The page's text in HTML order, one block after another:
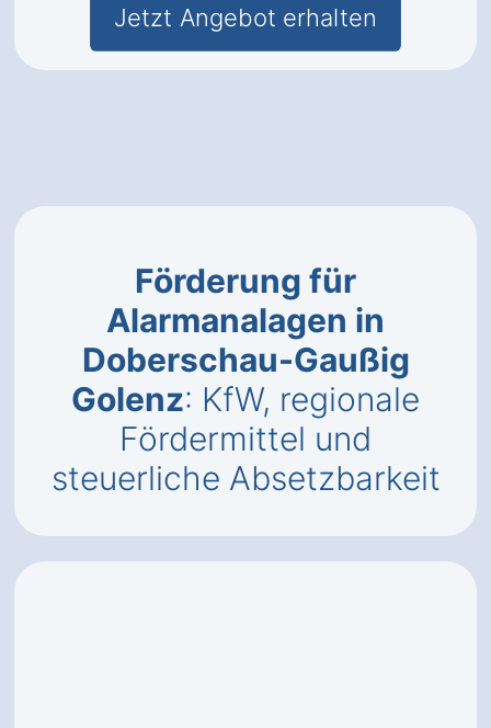
Jetzt Angebot erhalten
Förderung für
Alarmanalagen in
Doberschau-Gaußig
Golenz: KfW, regionale
Fördermittel und
steuerliche Absetzbarkeit